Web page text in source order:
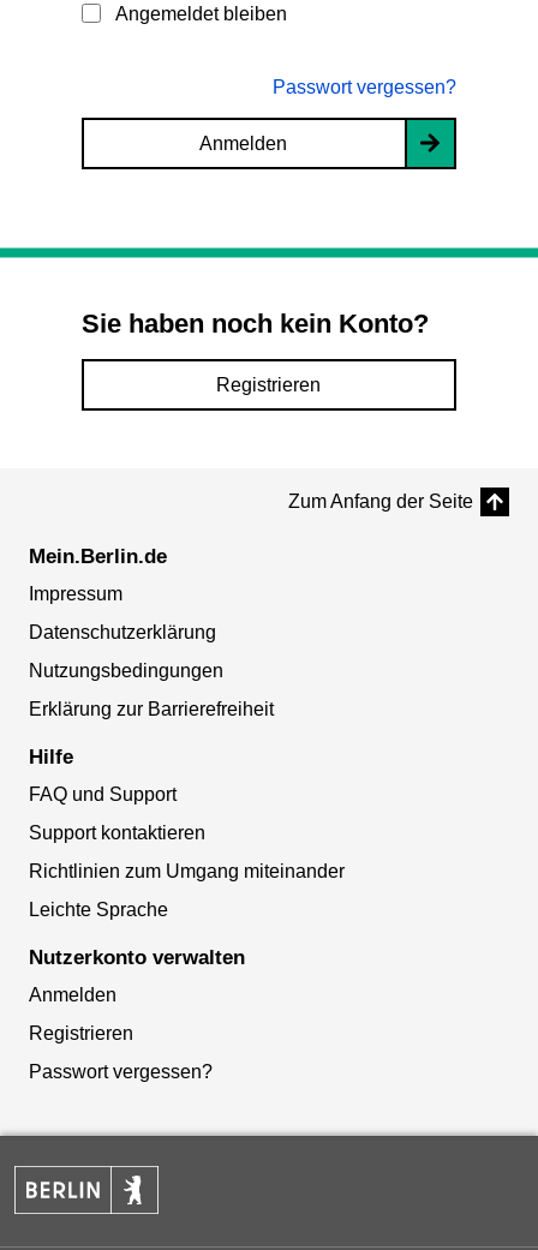
Angemeldet bleiben
Passwort vergessen?
Anmelden
Sie haben noch kein Konto?
Registrieren
Zum Anfang der Seite
Mein.Berlin.de
Impressum
Datenschutzerklärung
Nutzungsbedingungen
Erklärung zur Barrierefreiheit
Hilfe
FAQ und Support
Support kontaktieren
Richtlinien zum Umgang miteinander
Leichte Sprache
Nutzerkonto verwalten
Anmelden
Registrieren
Passwort vergessen?